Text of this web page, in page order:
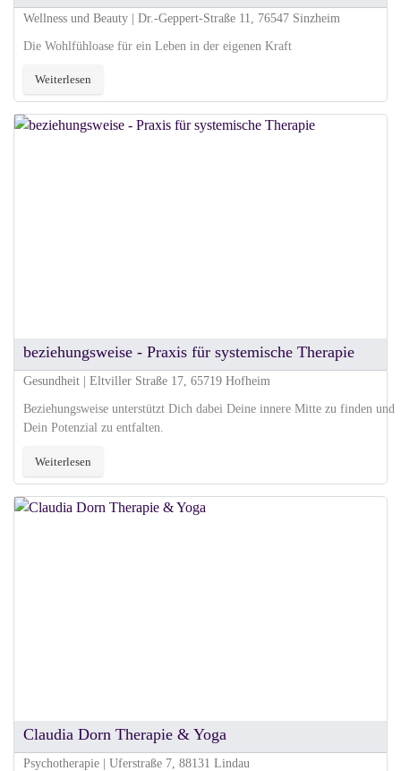
Wellness und Beauty | Dr.-Geppert-Straße 11, 76547 Sinzheim
Die Wohlfühloase für ein Leben in der eigenen Kraft
Weiterlesen
beziehungsweise - Praxis für systemische Therapie
Gesundheit | Eltviller Straße 17, 65719 Hofheim
Beziehungsweise unterstützt Dich dabei Deine innere Mitte zu finden und
Dein Potenzial zu entfalten.
Weiterlesen
Claudia Dorn Therapie & Yoga
Psychotherapie | Uferstraße 7, 88131 Lindau